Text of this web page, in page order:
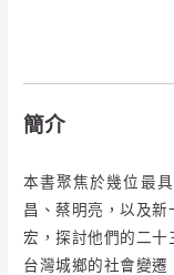
簡介
本書聚焦於幾位最
昌、蔡明亮，以及
宏，探討他們的二十
台灣城鄉的社會變